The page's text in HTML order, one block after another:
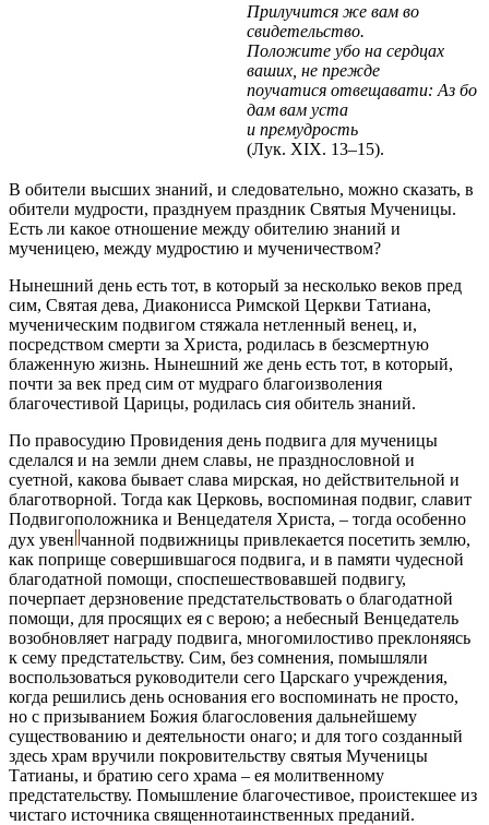
Прилучится же вам во
свидетельство.
Положите убо на сердцах
ваших, не прежде
поучатися отвещавати: Аз бо
дам вам уста
и премудрость
(Лук. XIX. 13–15).
В обители высших знаний, и следовательно, можно сказать, в
обители мудрости, празднуем праздник Святыя Мученицы.
Есть ли какое отношение между обителию знаний и
мученицею, между мудростию и мученичеством?
Нынешний день есть тот, в который за несколько веков пред
сим, Святая дева, Диаконисса Римской Церкви Татиана,
мученическим подвигом стяжала нетленный венец, и,
посредством смерти за Христа, родилась в безсмертную
блаженную жизнь. Нынешний же день есть тот, в который,
почти за век пред сим от мудраго благоизволения
благочестивой Царицы, родилась сия обитель знаний.
По правосудию Провидения день подвига для мученицы
сделался и на земли днем славы, не празднословной и
суетной, какова бывает слава мирская, но действительной и
благотворной. Тогда как Церковь, воспоминая подвиг, славит
Подвигоположника и Венцедателя Христа, – тогда особенно
дух увен чанной подвижницы привлекается посетить землю,
как поприще совершившагося подвига, и в памяти чудесной
благодатной помощи, споспешествовавшей подвигу,
почерпает дерзновение предстательствовать о благодатной
помощи, для просящих ея с верою; а небесный Венцедатель
возобновляет награду подвига, многомилостиво преклоняясь
к сему предстательству. Сим, без сомнения, помышляли
воспользоваться руководители сего Царскаго учреждения,
когда решились день основания его воспоминать не просто,
но с призыванием Божия благословения дальнейшему
существованию и деятельности онаго; и для того созданный
здесь храм вручили покровительству святыя Мученицы
Татианы, и братию сего храма – ея молитвенному
предстательству. Помышление благочестивое, проистекшее из
чистаго источника священнотаинственных преданий.